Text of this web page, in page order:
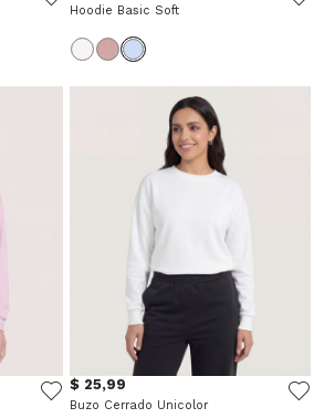
Hoodie Basic Soft
$ 25,99
Buzo Cerrado Unicolor